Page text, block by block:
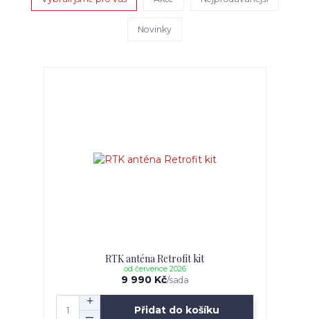
Novinky
RTK anténa Retrofit kit
9 990 Kč/sada
od července 2026
Přidat do košíku